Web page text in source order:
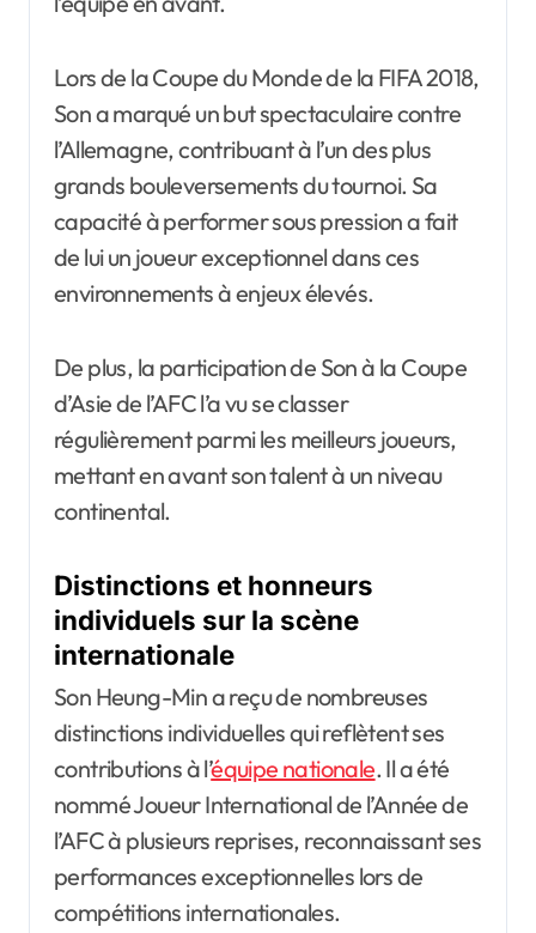
Lors de la Coupe du Monde de la FIFA 2018,
Son a marqué un but spectaculaire contre
l’Allemagne, contribuant à l’un des plus
grands bouleversements du tournoi. Sa
capacité à performer sous pression a fait
de lui un joueur exceptionnel dans ces
environnements à enjeux élevés.
De plus, la participation de Son à la Coupe
d’Asie de l’AFC l’a vu se classer
régulièrement parmi les meilleurs joueurs,
mettant en avant son talent à un niveau
continental.
Distinctions et honneurs
individuels sur la scène
internationale
Son Heung-Min a reçu de nombreuses
distinctions individuelles qui reflètent ses
contributions à l’équipe nationale. Il a été
nommé Joueur International de l’Année de
l’AFC à plusieurs reprises, reconnaissant ses
performances exceptionnelles lors de
compétitions internationales.